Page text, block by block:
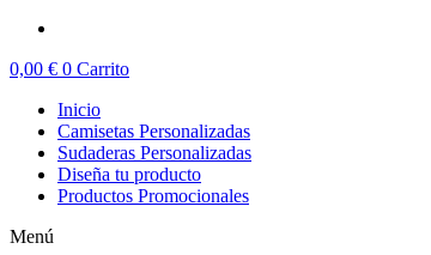
0,00 € 0 Carrito
Inicio
Camisetas Personalizadas
Sudaderas Personalizadas
Diseña tu producto
Productos Promocionales
Menú